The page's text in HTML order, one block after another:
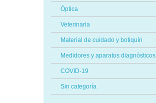
Óptica
Veterinaria
Material de cuidado y botiquín
Medidores y aparatos diagnósticos
COVID-19
Sin categoría